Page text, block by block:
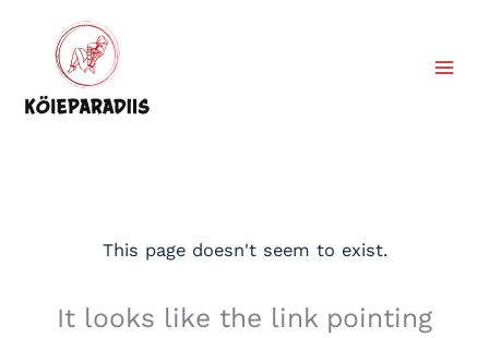
content
This page doesn't seem to exist.
It looks like the link pointing